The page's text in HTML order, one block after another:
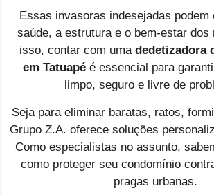
Essas invasoras indesejadas podem
saúde, a estrutura e o bem-estar dos
isso, contar com uma dedetizadora
em Tatuapé é essencial para
limpo, seguro e livre de
Seja para eliminar baratas, ratos,
Grupo Z.A. oferece soluções
Como especialistas no assunto,
como proteger seu condomínio
pragas urbanas.